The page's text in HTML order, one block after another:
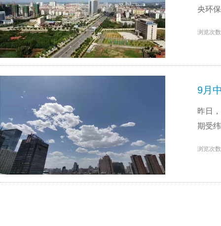
央环
浏览次
9月
昨日
期受
浏览次